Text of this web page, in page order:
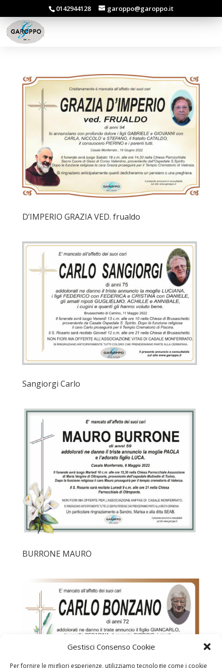
Gestisci Consenso Cookie
Per fornire le migliori esperienze, utilizziamo tecnologie come i cookie
0142944128 garoppo@garoppo.it
D’IMPERIO GRAZIA VED. frualdo
Sangiorgi Carlo
BURRONE MAURO